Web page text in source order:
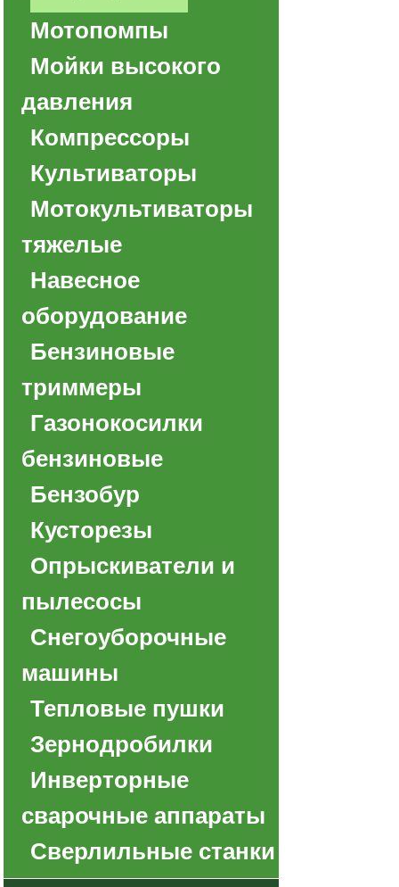
Мотопомпы
Мойки высокого
давления
Компрессоры
Культиваторы
Мотокультиваторы
тяжелые
Навесное
оборудование
Бензиновые
триммеры
Газонокосилки
бензиновые
Бензобур
Кусторезы
Опрыскиватели и
пылесосы
Снегоуборочные
машины
Тепловые пушки
Зернодробилки
Инверторные
сварочные аппараты
Сверлильные станки